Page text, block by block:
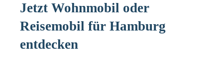
Jetzt Wohnmobil oder
Reisemobil für Hamburg
entdecken